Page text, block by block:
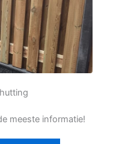
meeste informatie!